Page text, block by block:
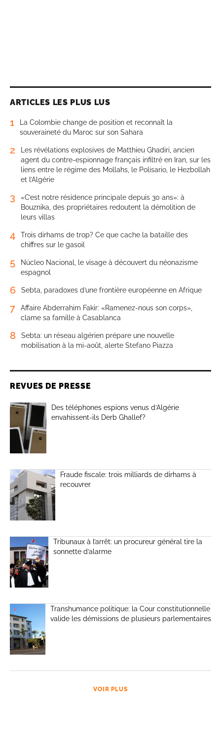
ARTICLES LES PLUS LUS
1
La Colombie change de position et reconnaît la
souveraineté du Maroc sur son Sahara
2
Les révélations explosives de Matthieu Ghadiri, ancien
agent du contre-espionnage français infiltré en Iran, sur les
liens entre le régime des Mollahs, le Polisario, le Hezbollah
et l’Algérie
3
«C’est notre résidence principale depuis 30 ans»: à
Bouznika, des propriétaires redoutent la démolition de
leurs villas
4
Trois dirhams de trop? Ce que cache la bataille des
chiffres sur le gasoil
5
Núcleo Nacional, le visage à découvert du néonazisme
espagnol
6 Sebta, paradoxes d’une frontière européenne en Afrique
7
Affaire Abderrahim Fakir: «Ramenez-nous son corps»,
clame sa famille à Casablanca
8
Sebta: un réseau algérien prépare une nouvelle
mobilisation à la mi-août, alerte Stefano Piazza
REVUES DE PRESSE
Des téléphones espions venus d’Algérie
envahissent-ils Derb Ghallef?
Fraude fiscale: trois milliards de dirhams à
recouvrer
Tribunaux à l’arrêt: un procureur général tire la
sonnette d’alarme
Transhumance politique: la Cour constitutionnelle
valide les démissions de plusieurs parlementaires
VOIR PLUS